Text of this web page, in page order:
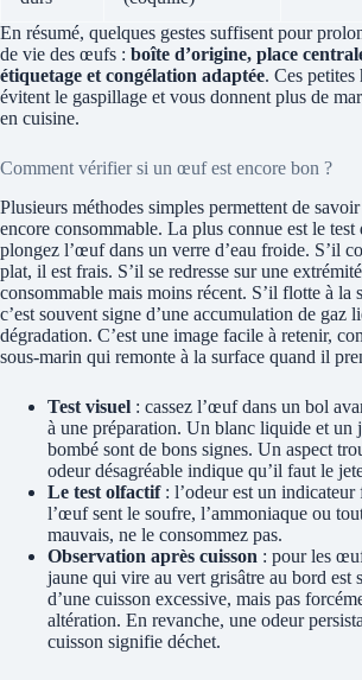
En résumé, quelques gestes suffisent pour
de vie des œufs : boîte d’origine, place
étiquetage et congélation adaptée. Ces petites
évitent le gaspillage et vous donnent plus de
en cuisine.
Comment vérifier si un œuf est encore bon ?
Plusieurs méthodes simples permettent de
encore consommable. La plus connue est le test
plongez l’œuf dans un verre d’eau froide. S’il
plat, il est frais. S’il se redresse sur une
consommable mais moins récent. S’il flotte à la
c’est souvent signe d’une accumulation de gaz
dégradation. C’est une image facile à retenir,
sous-marin qui remonte à la surface quand il
Test visuel : cassez l’œuf dans un bol
à une préparation. Un blanc liquide et un
bombé sont de bons signes. Un aspect
odeur désagréable indique qu’il faut le
Le test olfactif: l’odeur est un indicateur
l’œuf sent le soufre, l’ammoniaque ou
mauvais, ne le consommez pas.
Observation après cuisson : pour les
jaune qui vire au vert grisâtre au bord est
d’une cuisson excessive, mais pas
altération. En revanche, une odeur
cuisson signifie déchet.